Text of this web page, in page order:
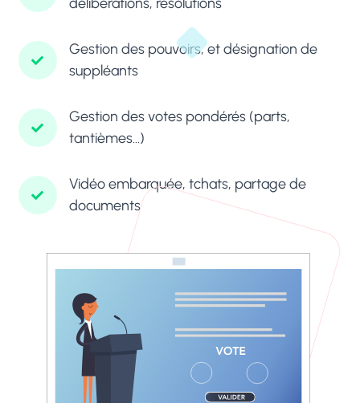
Gestion des pouvoirs, et désignation de
suppléants
Gestion des votes pondérés (parts,
tantièmes...)
Vidéo embarquée, tchats, partage de
documents